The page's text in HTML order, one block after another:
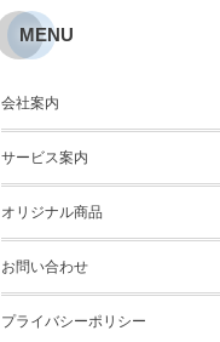
MENU
会社案内
サービス案内
オリジナル商品
お問い合わせ
プライバシーポリシー